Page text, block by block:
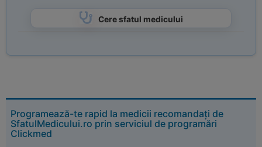
Cere sfatul medicului
Programează-te rapid la medicii recomandați de
SfatulMedicului.ro prin serviciul de programări
Clickmed